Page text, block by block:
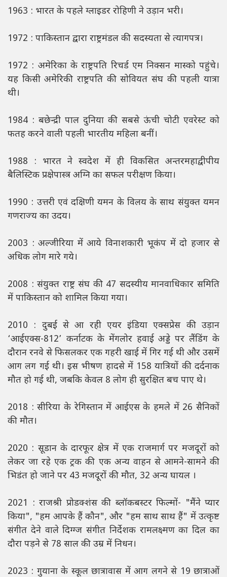
1963 : भारत के पहले ग्लाइडर रोहिणी ने उड़ान भरी।
1972 : पाकिस्तान द्वारा राष्ट्रमंडल की सदस्यता से त्यागपत्र।
1972 : अमेरिका के राष्ट्रपति रिचर्ड एम निक्सन मास्को पहुंचे।
यह किसी अमेरिकी राष्ट्रपति की सोवियत संघ की पहली यात्रा
थी।
1984 : बछेन्द्री पाल दुनिया की सबसे ऊंची चोटी एवरेस्ट को
फतह करने वाली पहली भारतीय महिला बनीं।
1988 : भारत ने स्वदेश में ही विकसित अन्तरमहाद्वीपीय
बैलिस्टिक प्रक्षेपास्त्र अग्नि का सफल परीक्षण किया।
1990 : उत्तरी एवं दक्षिणी यमन के विलय के साथ संयुक्त यमन
गणराज्य का उदय।
2003 : अल्जीरिया में आये विनाशकारी भूकंप में दो हजार से
अधिक लोग मारे गये।
2008 : संयुक्त राष्ट्र संघ की 47 सदस्यीय मानवाधिकार समिति
में पाकिस्तान को शामिल किया गया।
2010 : दुबई से आ रही एयर इंडिया एक्सप्रेस की उड़ान
‘आईएक्स-812’ कर्नाटक के मेंगलोर हवाई अड्डे पर लैंडिंग के
दौरान रनवे से फिसलकर एक गहरी खाई में गिर गई थी और उसमें
आग लग गई थी। इस भीषण हादसे में 158 यात्रियों की दर्दनाक
मौत हो गई थी, जबकि केवल 8 लोग ही सुरक्षित बच पाए थे।
2018 : सीरिया के रेगिस्तान में आईएस के हमले में 26 सैनिकों
की मौत।
2020 : सूडान के दारफूर क्षेत्र में एक राजमार्ग पर मजदूरों को
लेकर जा रहे एक ट्रक की एक अन्य वाहन से आमने-सामने की
भिडंत हो जाने पर 43 मजदूरों की मौत, 32 अन्य घायल ।
2021 : राजश्री प्रोडक्शंस की ब्लॉकबस्टर फिल्मों- "मैंने प्यार
किया", "हम आपके हैं कौन", और "हम साथ साथ हैं" में उत्कृष्ट
संगीत देने वाले दिग्ग्ज संगीत निर्देशक रामलक्ष्मण का दिल का
दौरा पड़ने से 78 साल की उम्र में निधन।
2023 : गुयाना के स्कूल छात्रावास में आग लगने से 19 छात्राओं